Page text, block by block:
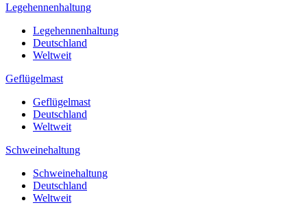
Legehennenhaltung
Legehennenhaltung
Deutschland
Weltweit
Geflügelmast
Geflügelmast
Deutschland
Weltweit
Schweinehaltung
Schweinehaltung
Deutschland
Weltweit